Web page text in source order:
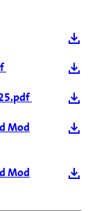
Mod
Mod